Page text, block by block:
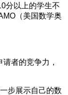
分以上的学生不
（美国数学奥
者的竞争力，
步展示自己的数